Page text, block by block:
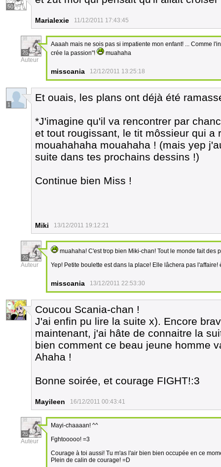
50
Marialexie 11/12/2011 17:43:45
25
Auteur
Aaaah mais ne sois pas si impatiente mon enfant! ... Comme
crée la passion"!
muahaha
misscania 12/12/2011 13:25:18
1
Et ouais, les plans ont déjà été
*J'imagine qu'il va rencontrer par
et tout rougissant, le tit môssieur qui a
mouahahaha mouahaha ! (mais yep
suite dans tes prochains dessins !)
Continue bien Miss !
Miki 13/12/2011 19:12:21
25
Auteur
muahaha! C'est trop bien Miki-chan! Tout le monde fait des
Yep! Petite boulette est dans la place! Elle lâchera pas l'affaire!
misscania 13/12/2011 22:53:30
3
Coucou Scania-chan !
J'ai enfin pu lire la suite x). Encore
maintenant, j'ai hâte de connaitre la
bien comment ce beau jeune homme
Ahaha !
Bonne soirée, et courage FIGHT!:3
Mayileen 16/12/2011 00:43:41
25
Auteur
Mayi-chaaaan! ^^
Fghtooooo! =3
Courage à toi aussi! Tu m'as l'air bien bien occupée en ce
Plein de calin de courage! =D